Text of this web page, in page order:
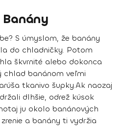
S úmyslom, že banány
do chladničky. Potom
škvrnité alebo dokonca
chlad banánom veľmi
tkanivo šupky.Ak naozaj
dlhšie, odrež kúsok
ju okolo banánových
a banány ti vydržia